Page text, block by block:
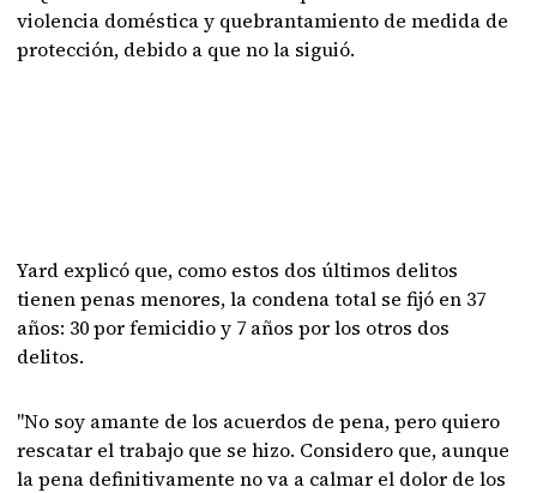
violencia doméstica y quebrantamiento de medida de
protección, debido a que no la siguió.
Yard explicó que, como estos dos últimos delitos
tienen penas menores, la condena total se fijó en 37
años: 30 por femicidio y 7 años por los otros dos
delitos.
"No soy amante de los acuerdos de pena, pero quiero
rescatar el trabajo que se hizo. Considero que, aunque
la pena definitivamente no va a calmar el dolor de los